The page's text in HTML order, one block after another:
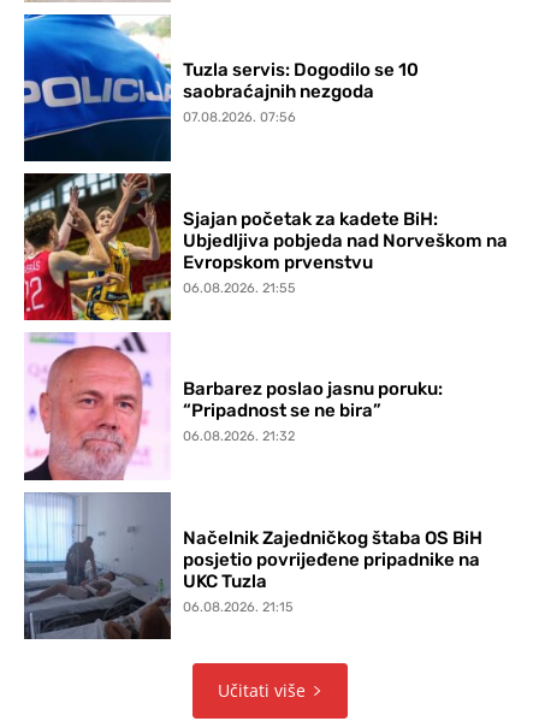
Tuzla servis: Dogodilo se 10
saobraćajnih nezgoda
07.08.2026. 07:56
Sjajan početak za kadete BiH:
Ubjedljiva pobjeda nad Norveškom na
Evropskom prvenstvu
06.08.2026. 21:55
Barbarez poslao jasnu poruku:
“Pripadnost se ne bira”
06.08.2026. 21:32
Načelnik Zajedničkog štaba OS BiH
posjetio povrijeđene pripadnike na
UKC Tuzla
06.08.2026. 21:15
Učitati više